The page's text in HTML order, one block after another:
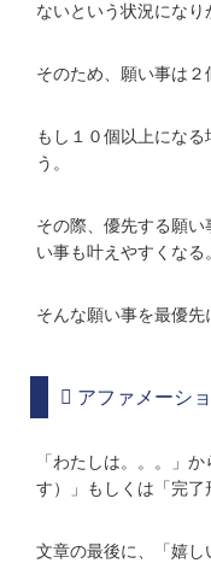
ないという状況になり
そのため、願い事は２
もし１０個以上にな
う。
その際、優先する願
い事も叶えやすくなる。
そんな願い事を最優先
アファメーシ
「わたしは。。。」
す）」もしくは「完了
文章の最後に、「嬉